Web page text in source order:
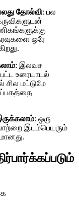
தோல்வி: பல
ஒரே
: இலவச
உரையாடல்
மட்டுமே
: ஒரு
இடம்பெயரும்